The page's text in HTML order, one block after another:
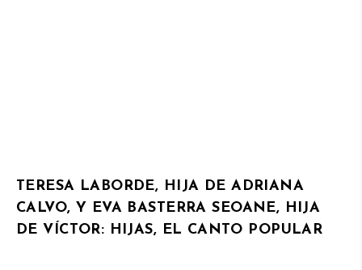
TERESA LABORDE, HIJA DE ADRIANA
CALVO, Y EVA BASTERRA SEOANE, HIJA
DE VÍCTOR: HIJAS, EL CANTO POPULAR